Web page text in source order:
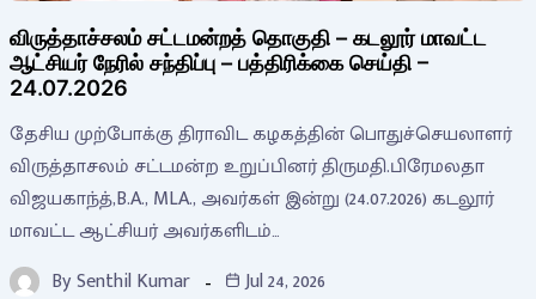
விருத்தாச்சலம் சட்டமன்றத் தொகுதி – கடலூர் மாவட்ட
ஆட்சியர் நேரில் சந்திப்பு – பத்திரிக்கை செய்தி –
24.07.2026
தேசிய முற்போக்கு திராவிட கழகத்தின் பொதுச்செயலாளர்
விருத்தாசலம் சட்டமன்ற உறுப்பினர் திருமதி.பிரேமலதா
விஜயகாந்த்,B.A., MLA., அவர்கள் இன்று (24.07.2026) கடலூர்
மாவட்ட ஆட்சியர் அவர்களிடம்…
BySenthil Kumar Jul 24, 2026